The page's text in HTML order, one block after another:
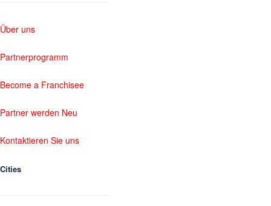
Über uns
Partnerprogramm
Become a Franchisee
Partner werden Neu
Kontaktieren Sie uns
Cities